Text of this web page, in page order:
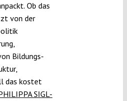
Ob das
von der
Bildungs-
das kostet
SIGL-